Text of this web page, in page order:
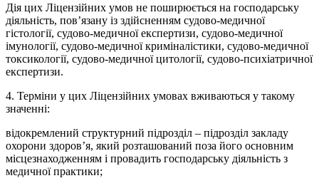
Дія цих Ліцензійних умов не поширюється на господарську
діяльність, пов’язану із здійсненням судово-медичної
гістології, судово-медичної експертизи, судово-медичної
імунології, судово-медичної криміналістики, судово-медичної
токсикології, судово-медичної цитології, судово-психіатричної
експертизи.
4. Терміни у цих Ліцензійних умовах вживаються у такому
значенні:
відокремлений структурний підрозділ – підрозділ закладу
охорони здоров’я, який розташований поза його основним
місцезнаходженням і провадить господарську діяльність з
медичної практики;